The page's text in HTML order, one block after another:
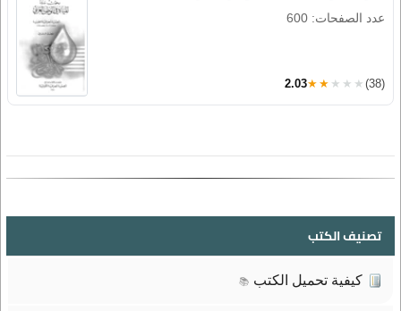
عدد الصفحات: 600
2.03★★★★★ (38)
تصنيف الكتب
كيفية تحميل الكتب 📚